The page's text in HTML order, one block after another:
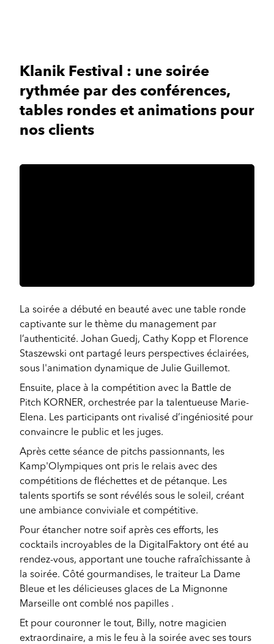
Klanik Festival : une soirée
rythmée par des conférences,
tables rondes et animations pour
nos clients
La soirée a débuté en beauté avec une table ronde
captivante sur le thème du management par
l’authenticité. Johan Guedj, Cathy Kopp et Florence
Staszewski ont partagé leurs perspectives éclairées,
sous l'animation dynamique de Julie Guillemot.
Ensuite, place à la compétition avec la Battle de
Pitch KORNER, orchestrée par la talentueuse Marie-
Elena. Les participants ont rivalisé d’ingéniosité pour
convaincre le public et les juges.
Après cette séance de pitchs passionnants, les
Kamp'Olympiques ont pris le relais avec des
compétitions de fléchettes et de pétanque. Les
talents sportifs se sont révélés sous le soleil, créant
une ambiance conviviale et compétitive.
Pour étancher notre soif après ces efforts, les
cocktails incroyables de la DigitalFaktory ont été au
rendez-vous, apportant une touche rafraîchissante à
la soirée. Côté gourmandises, le traiteur La Dame
Bleue et les délicieuses glaces de La Mignonne
Marseille ont comblé nos papilles .
Et pour couronner le tout, Billy, notre magicien
extraordinaire, a mis le feu à la soirée avec ses tours